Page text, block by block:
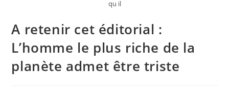
qu il
A retenir cet éditorial :
L’homme le plus riche de la
planète admet être triste